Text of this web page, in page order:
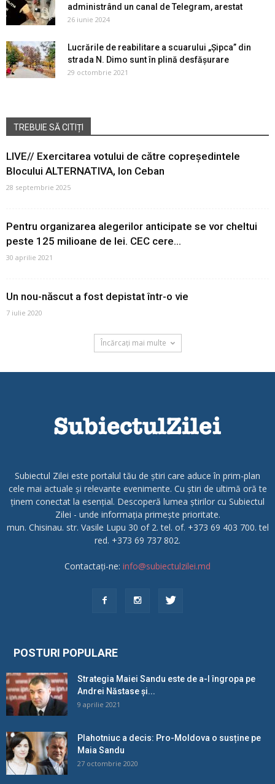
administrând un canal de Telegram, arestat
26 iunie 2024
Lucrările de reabilitare a scuarului „Şipca” din
strada N. Dimo sunt în plină desfășurare
29 octombrie 2021
TREBUIE SĂ CITIȚI
LIVE// Exercitarea votului de către copreședintele
Blocului ALTERNATIVA, Ion Ceban
28 septembrie 2025
Pentru organizarea alegerilor anticipate se vor cheltui
peste 125 milioane de lei. CEC cere...
30 aprilie 2021
Un nou-născut a fost depistat într-o vie
7 iulie 2020
Încărcați mai multe
Subiectul Zilei este portalul tău de știri care aduce în prim-plan
cele mai actuale și relevante evenimente. Cu știri de ultimă oră te
ținem conectat la esențial. Descoperă lumea știrilor cu Subiectul
Zilei - unde informația primește prioritate.
mun. Chisinau. str. Vasile Lupu 30 of 2. tel. of. +373 69 403 700. tel
red. +373 69 737 802.
Contactați-ne: info@subiectulzilei.md
POSTURI POPULARE
Strategia Maiei Sandu este de a-l îngropa pe
Andrei Năstase și...
9 aprilie 2021
Plahotniuc a decis: Pro-Moldova o susține pe
Maia Sandu
27 octombrie 2020